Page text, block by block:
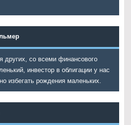
других, со всеми финансового
инвестор в облигации у нас
избегать рождения маленьких.